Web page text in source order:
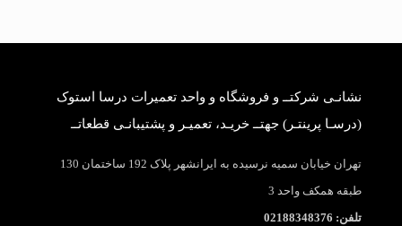
نشانـی شرکتــ و فروشگاه و واحد تعمیرات درسا استوک
(درسـا پرینتـر) جهتــ خریـد، تعمیـر و پشتیبانـی قطعاتــ
تهران خیابان سمیه نرسیده به ایرانشهر پلاک 192 ساختمان 130
طبقه همکف واحد 3
تلفن: 02188348376